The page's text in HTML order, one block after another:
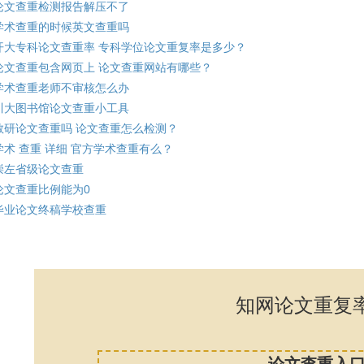
文查重检测报告解压不了
术查重的时候英文查重吗
大专科论文查重率 专科学位论文重复率是多少？
文查重包含网页上 论文查重网站有哪些？
术查重老师不审核怎么办
大图书馆论文查重小工具
研论文查重吗 论文查重怎么检测？
术 查重 详细 官方学术查重有么？
左省级论文查重
文查重比例能为0
业论文终稿学校查重
知网论文重复